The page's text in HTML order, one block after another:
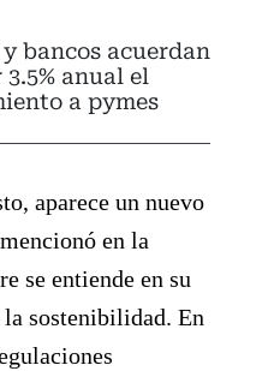
bancos acuerdan
anual el
a pymes
aparece un nuevo
en la
se entiende en su
sostenibilidad. En